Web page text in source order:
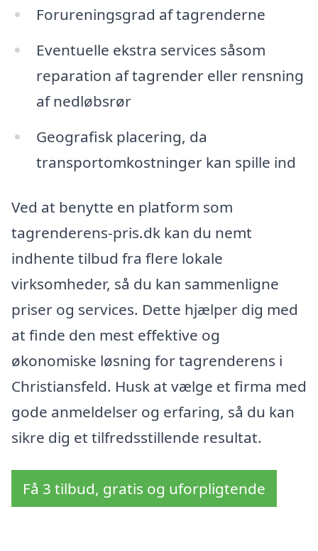
Forureningsgrad af tagrenderne
Eventuelle ekstra services såsom
reparation af tagrender eller rensning
af nedløbsrør
Geografisk placering, da
transportomkostninger kan spille ind
Ved at benytte en platform som
tagrenderens-pris.dk kan du nemt
indhente tilbud fra flere lokale
virksomheder, så du kan sammenligne
priser og services. Dette hjælper dig med
at finde den mest effektive og
økonomiske løsning for tagrenderens i
Christiansfeld. Husk at vælge et firma med
gode anmeldelser og erfaring, så du kan
sikre dig et tilfredsstillende resultat.
Få 3 tilbud, gratis og uforpligtende